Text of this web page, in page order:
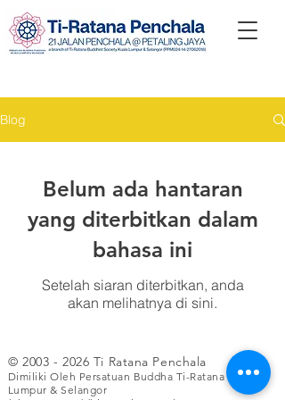
Blog
Belum ada hantaran
yang diterbitkan dalam
bahasa ini
Setelah siaran diterbitkan, anda
akan melihatnya di sini.
©2003 - 2026 Ti Ratana Penchala
Dimiliki Oleh Persatuan Buddha Ti-Ratana Kuala
Lumpur & Selangor